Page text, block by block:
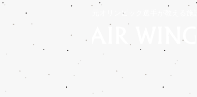
元オリンピック選手が教える施設